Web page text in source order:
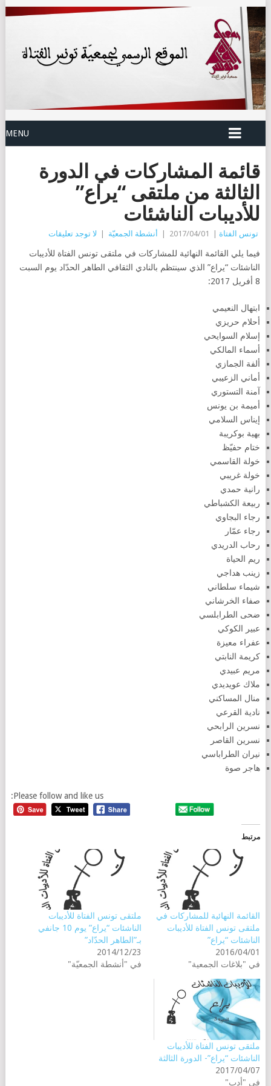
MENU
قائمة المشاركات في الدورة
الثالثة من ملتقى “يراع”
للأديبات الناشئات
تونس الفتاة 2017/04/01 أنشطة الجمعيّة لا توجد تعليقات
فيما يلي القائمة النهائية للمشاركات في ملتقى تونس الفتاة للأديبات
الناشئات “يراع” الذي سينتظم بالنادي الثقافي الطاهر الحدّاد يوم السبت
8 أفريل 2017:
ابتهال النعيمي
أحلام حريزي
إسلام السوايحي
أسماء المالكي
ألفة الجمازي
أماني الزعيبي
آمنة التستوري
أميمة بن يونس
إيناس السلامي
بهية بوكريبة
ختام حفيّظ
خولة القاسمي
خولة غريبي
رانية حمدي
ربيعة الكشباطي
رجاء البجاوي
رجاء عمّار
رحاب الدريدي
ريم الحياة
زينب هداجي
شيماء سلطاني
صفاء الخرشاني
ضحى الطرابلسي
عبير الكوكي
عفراء معيزة
كريمة النابتي
مريم عبيدي
ملاك عويديدي
منال المساكني
نادية القرعي
نسرين الرابحي
نسرين القاصر
نيران الطراباسي
هاجر صوة
Please follow and like us:
مرتبط
القائمة النهائية للمشاركات في
ملتقى تونس الفتاة للأديبات
الناشئات “يراع”
2016/04/01
في "بلاغات الجمعية"
ملتقى تونس الفتاة للأديبات
الناشئات “يراع” يوم 10 جانفي
بـ”الطاهر الحدّاد”
2014/12/23
في "أنشطة الجمعيّة"
ملتقى تونس الفتاة للأديبات
الناشئات “يراع”- الدورة الثالثة
2017/04/07
في "أدب"